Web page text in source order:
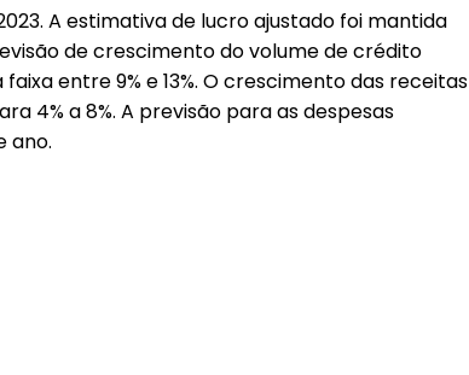
A estimativa de lucro ajustado foi mantida
de crescimento do volume de crédito
entre 9% e 13%. O crescimento das receitas
4% a 8%. A previsão para as despesas
ano.